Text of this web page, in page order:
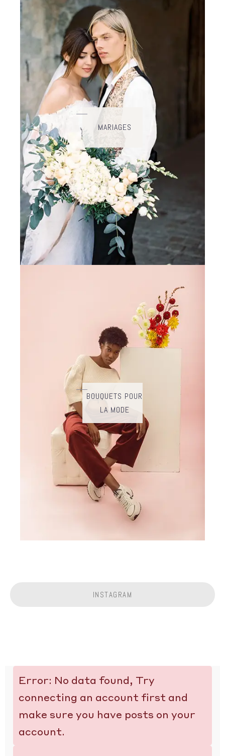
MARIAGES
BOUQUETS POUR
LA MODE
INSTAGRAM
Error: No data found, Try
connecting an account first and
make sure you have posts on your
account.